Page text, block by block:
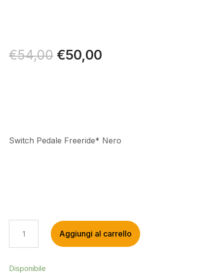
€54,00 Il
prezzo
€50,00Il
Switch Pedale Freeride* Nero
PEDALE
FREERIDE*
QUANTITÀ
Aggiungi al carrello
Disponibile